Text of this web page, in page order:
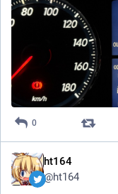
0
ht164
@ht164